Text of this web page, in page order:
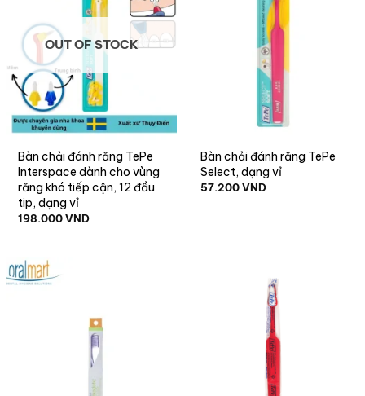
OUT OF STOCK
Bàn chải đánh răng TePe
Interspace dành cho vùng
răng khó tiếp cận, 12 đầu
tip, dạng vỉ
198.000VND
Bàn chải đánh răng TePe
Select, dạng vỉ
57.200VND